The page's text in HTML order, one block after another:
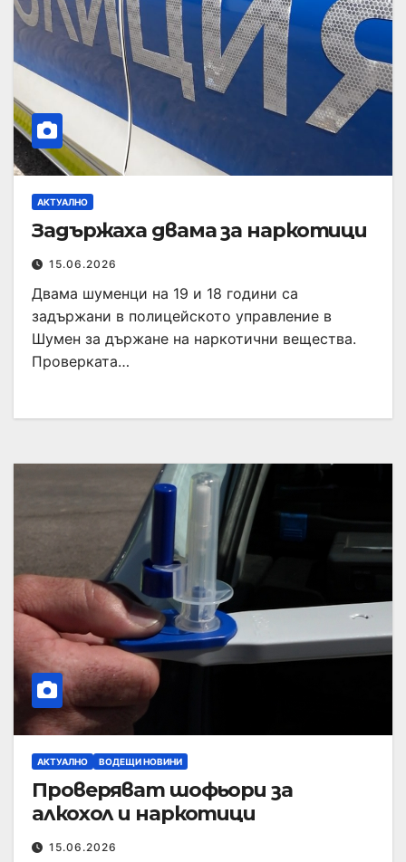
АКТУАЛНО
Задържаха двама за наркотици
15.06.2026
Двама шуменци на 19 и 18 години са
задържани в полицейското управление в
Шумен за държане на наркотични вещества.
Проверката…
АКТУАЛНО ВОДЕЩИ НОВИНИ
Проверяват шофьори за
алкохол и наркотици
15.06.2026